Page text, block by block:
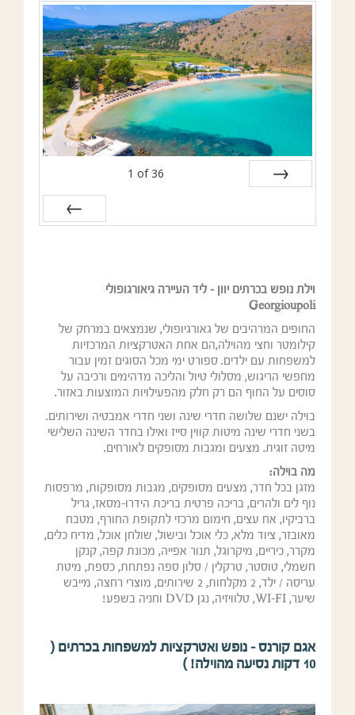
1 of 36
וילת נופש בכרתים יוון – ליד העיירה גיאורגופולי
Georgioupoli
החופים המרהיבים של גאורגיופולי, שנמצאים במרחק של
קילומטר וחצי מהוילה,הם אחת האטרקציות המרכזיות
למשפחות עם ילדים. ספורט ימי מכל הסוגים זמין עבור
מחפשי הריגוש, מסלולי טיול והליכה מדהימים ורכיבה על
סוסים על החוף הם רק חלק מהפעילויות המוצעות באזור.
בוילה ישנם שלושה חדרי שינה ושני חדרי אמבטיה ושירותים.
בשני חדרי שינה מיטות קווין סייז ואילו בחדר השינה השלישי
מיטה זוגית. מצעים ומגבות מסופקים לאורחים.
מה בוילה:
מזגן בכל חדר, מצעים מסופקים, מגבות מסופקות, מרפסות
נוף לים ולהרים, בריכה פרטית בריכת הידרו-מסאז, גריל
ברביקיו, אח עצים, חימום מרכזי לתקופת החורף, מטבח
מאובזר, ציוד מלא, כלי אוכל ובישול, שולחן אוכל, מדיח כלים,
מקרר, כיריים, מיקרוגל, תנור אפייה, מכונת קפה, קנקן
חשמלי, טוסטר, טרקלין / סלון ספה נפתחת, כספת, מיטת
עריסה / ילד, 2 מקלחות, 2 שירותים, מוצרי רחצה, מייבש
שיער, WI-FI, טלוויזיה, נגן DVD וחניה בשפע!
אגם קורנס – נופש ואטרקציות למשפחות בכרתים (
10 דקות נסיעה מהוילה! )